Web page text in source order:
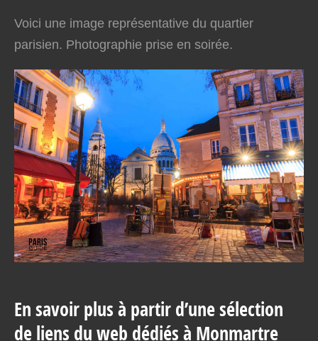
Voici une image représentative du quartier
parisien. Photographie prise en soirée.
En savoir plus à partir d’une sélection
de liens du web dédiés à Monmartre